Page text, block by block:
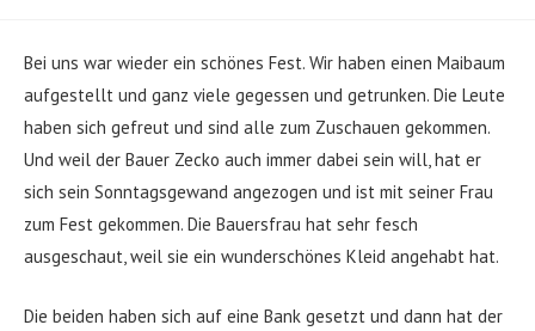
Bei uns war wieder ein schönes Fest. Wir haben einen Maibaum
aufgestellt und ganz viele gegessen und getrunken. Die Leute
haben sich gefreut und sind alle zum Zuschauen gekommen.
Und weil der Bauer Zecko auch immer dabei sein will, hat er
sich sein Sonntagsgewand angezogen und ist mit seiner Frau
zum Fest gekommen. Die Bauersfrau hat sehr fesch
ausgeschaut, weil sie ein wunderschönes Kleid angehabt hat.
Die beiden haben sich auf eine Bank gesetzt und dann hat der